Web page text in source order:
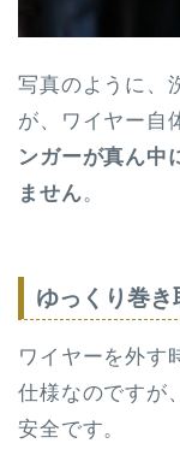
写真のように、
が、ワイヤー自
ンガーが真ん中
ません。
ゆっくり巻き
ワイヤーを外す
仕様なのですが
安全です。